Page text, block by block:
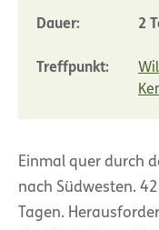
Dauer: 2
Treffpunkt:
Einmal quer durch
nach Südwesten.
Tagen.